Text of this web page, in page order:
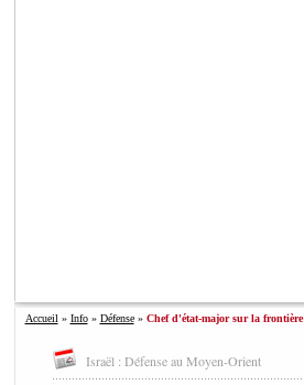
Accueil » Info» Défense» Chef d'état-major sur la
Israël : Défense au Moyen-Orient